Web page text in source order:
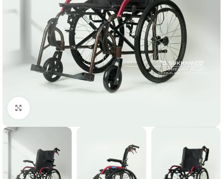
Büyütmek için tıklayın